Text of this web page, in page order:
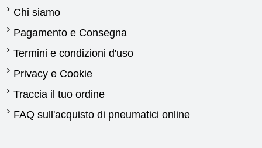
Chi siamo
Pagamento e Consegna
Termini e condizioni d'uso
Privacy e Cookie
Traccia il tuo ordine
FAQ sull'acquisto di pneumatici online